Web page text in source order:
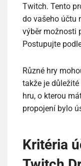
Twitch. Tento
do vašeho účtu
výběr možnosti
Postupujte
Různé hry
takže je
hru, o kterou
propojení bylo
Kritéria